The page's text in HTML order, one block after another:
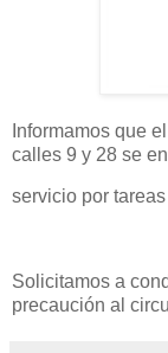
Informamos que
calles 9 y 28 se
servicio por
Solicitamos a
precaución al